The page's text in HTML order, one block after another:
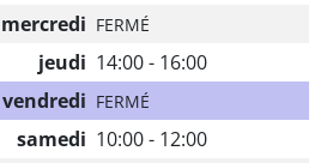
mercredi FERMÉ
jeudi 14:00 - 16:00
vendredi FERMÉ
samedi 10:00 - 12:00